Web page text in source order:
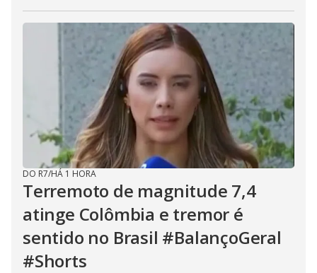
DO R7/HÁ 1 HORA
Terremoto de magnitude 7,4
atinge Colômbia e tremor é
sentido no Brasil #BalançoGeral
#Shorts